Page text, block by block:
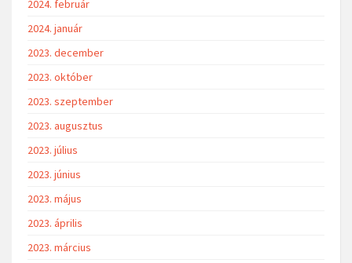
2024. február
2024. január
2023. december
2023. október
2023. szeptember
2023. augusztus
2023. július
2023. június
2023. május
2023. április
2023. március